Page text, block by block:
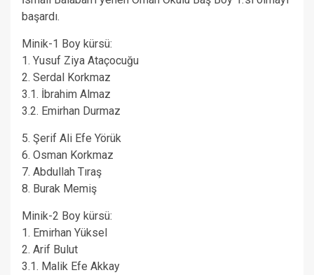
başardı.
Minik-1 Boy kürsü:
1. Yusuf Ziya Ataçocuğu
2. Serdal Korkmaz
3.1. İbrahim Almaz
3.2. Emirhan Durmaz
5. Şerif Ali Efe Yörük
6. Osman Korkmaz
7. Abdullah Tıraş
8. Burak Memiş
Minik-2 Boy kürsü:
1. Emirhan Yüksel
2. Arif Bulut
3.1. Malik Efe Akkay